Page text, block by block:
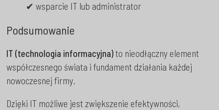
✔ wsparcie IT lub administrator
Podsumowanie
IT (technologia informacyjna)to nieodłączny element
współczesnego świata i fundament działania każdej
nowoczesnej firmy.
Dzięki IT możliwe jest zwiększenie efektywności,